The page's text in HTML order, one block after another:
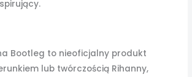
Bootleg to nieoficjalny produkt
lub twórczością Rihanny,